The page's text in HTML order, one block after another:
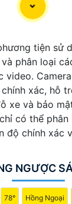
hiệu quả
tiện sử
phân loại
video.
xác, hỗ
xe và bảo
có thể
độ chính xác
NGƯỢC
78° Hồng Ngoại